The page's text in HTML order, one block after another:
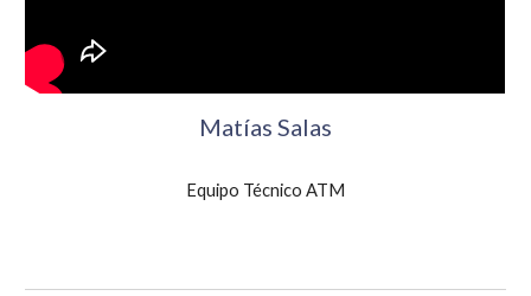
Matías Salas
Equipo Técnico ATM